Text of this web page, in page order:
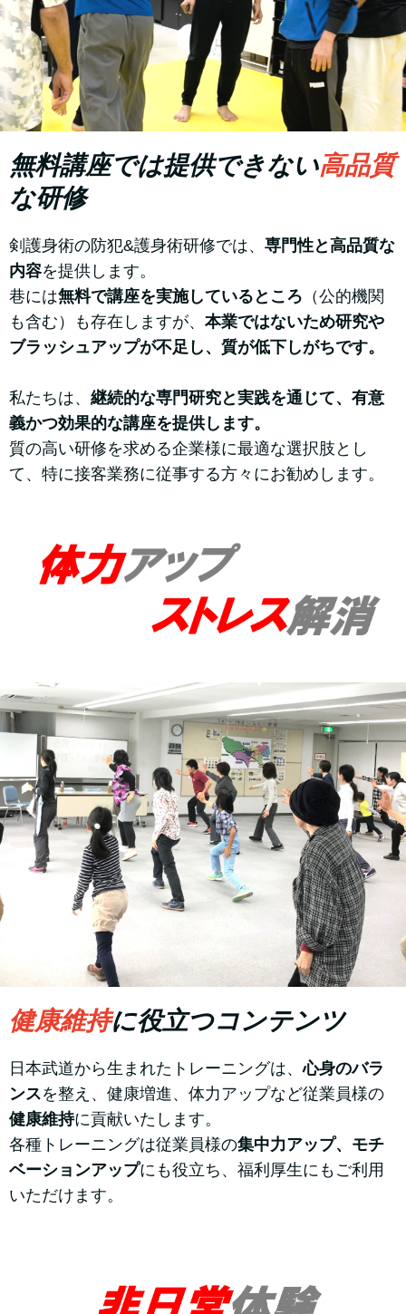
無料講座では提供できない高品質
な研修
剣護身術の防犯&護身術研修では、 専門性と高品質な
内容を提供します。
巷には無料で講座を実施しているところ （公的機関
も含む）も存在しますが、 本業ではないため研究や
ブラッシュアップが不足し、質が低下しがちです。
私たちは、 継続的な専門研究と実践を通じて、有意
義かつ効果的な講座を提供します。
質の高い研修を求める企業様に最適な選択肢とし
て、特に接客業務に従事する方々にお勧めします。
健康維持に役立つコンテンツ
日本武道から生まれたトレーニングは、心身のバラ
ンスを整え、健康増進、体力アップなど従業員様の
健康維持に貢献いたします。
各種トレーニングは従業員様の集中力アップ、モチ
ベーションアップにも役立ち、福利厚生にもご利用
いただけます。